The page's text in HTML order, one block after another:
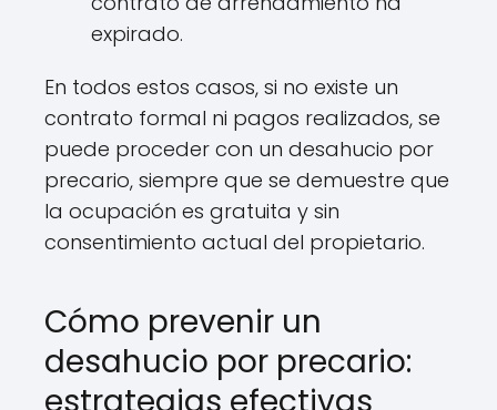
expirado.
En todos estos casos, si no existe un
contrato formal ni pagos realizados, se
puede proceder con un desahucio por
precario, siempre que se demuestre que
la ocupación es gratuita y sin
consentimiento actual del propietario.
Cómo prevenir un
desahucio por precario: